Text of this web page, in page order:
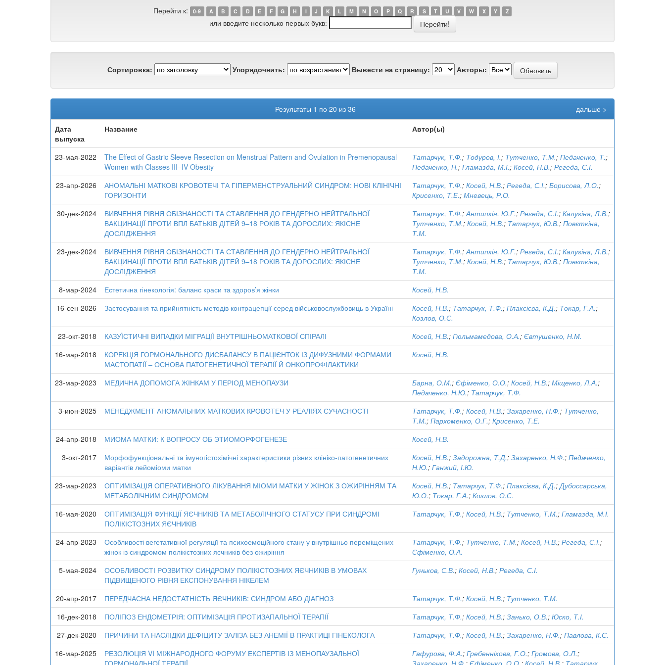
Перейти к: 0-9 A B C D E F G H I J K L M N O P Q R S T U V W X Y Z
или введите несколько первых букв:
Сортировка: Упорядочнить: Вывести на страницу: Авторы:
Результаты 1 по 20 из 36
дальше >
Дата
выпуска
Название Автор(ы)
23-мая-2022
The Eﬀect of Gastric Sleeve Resection on Menstrual Pattern and Ovulation in Premenopausal
Women with Classes III–IV Obesity
Татарчук, Т.Ф.; Тодуров, І.; Тутченко, Т.М.; Педаченко, Т.;
Педаченко, Н.; Гламазда, М.І.; Косей, Н.В.; Регеда, С.І.
23-апр-2026
АНОМАЛЬНІ МАТКОВІ КРОВОТЕЧІ ТА ГІПЕРМЕНСТРУАЛЬНИЙ СИНДРОМ: НОВІ КЛІНІЧНІ
ГОРИЗОНТИ
Татарчук, Т.Ф.; Косей, Н.В.; Регеда, С.І.; Борисова, Л.О.;
Крисенко, Т.Е.; Мневець, Р.О.
30-дек-2024
ВИВЧЕННЯ РІВНЯ ОБІЗНАНОСТІ ТА СТАВЛЕННЯ ДО ГЕНДЕРНО НЕЙТРАЛЬНОЇ
ВАКЦИНАЦІЇ ПРОТИ ВПЛ БАТЬКІВ ДІТЕЙ 9–18 РОКІВ ТА ДОРОСЛИХ: ЯКІСНЕ
ДОСЛІДЖЕННЯ
Татарчук, Т.Ф.;Антипкін, Ю.Г.; Регеда, С.І.; Калугіна, Л.В.;
Тутченко, Т.М.; Косей, Н.В.; Татарчук, Ю.В.; Повєткіна,
Т.М.
23-дек-2024
ВИВЧЕННЯ РІВНЯ ОБІЗНАНОСТІ ТА СТАВЛЕННЯ ДО ГЕНДЕРНО НЕЙТРАЛЬНОЇ
ВАКЦИНАЦІЇ ПРОТИ ВПЛ БАТЬКІВ ДІТЕЙ 9–18 РОКІВ ТА ДОРОСЛИХ: ЯКІСНЕ
ДОСЛІДЖЕННЯ
Татарчук, Т.Ф.;Антипкін, Ю.Г.; Регеда, С.І.; Калугіна, Л.В.;
Тутченко, Т.М.; Косей, Н.В.; Татарчук, Ю.В.; Повєткіна,
Т.М.
8-мар-2024
Естетична гінекологія: баланс краси та здоров’я жінки
Косей, Н.В.
16-сен-2026
Застосування та прийнятність методів контрацепції серед військовослужбовиць в Україні Косей, Н.В.; Татарчук, Т.Ф.; Плаксієва, К.Д.; Токар, Г.А.;
Козлов, О.С.
23-окт-2018
КАЗУЇСТИЧНІ ВИПАДКИ МІГРАЦІЇ ВНУТРІШНЬОМАТКОВОЇ СПІРАЛІ Косей, Н.В.; Гюльмамедова, О.А.; Євтушенко, Н.М.
16-мар-2018
КОРЕКЦІЯ ГОРМОНАЛЬНОГО ДИСБАЛАНСУ В ПАЦІЄНТОК ІЗ ДИФУЗНИМИ ФОРМАМИ
МАСТОПАТІЇ – ОСНОВА ПАТОГЕНЕТИЧНОЇ ТЕРАПІЇ Й ОНКОПРОФІЛАКТИКИ
Косей, Н.В.
23-мар-2023 МЕДИЧНА ДОПОМОГА ЖІНКАМ У ПЕРІОД МЕНОПАУЗИ Барна, О.М.; Єфіменко, О.О.; Косей, Н.В.; Міщенко, Л.А.;
Педаченко, Н.Ю.; Татарчук, Т.Ф.
3-июн-2025
МЕНЕДЖМЕНТ АНОМАЛЬНИХ МАТКОВИХ КРОВОТЕЧ У РЕАЛІЯХ СУЧАСНОСТІ Татарчук, Т.Ф.; Косей, Н.В.; Захаренко, Н.Ф.; Тутченко,
Т.М.; Пархоменко, О.Г.; Крисенко, Т.Е.
24-апр-2018
МИОМА МАТКИ: К ВОПРОСУ ОБ ЭТИОМОРФОГЕНЕЗЕ
Косей, Н.В.
3-окт-2017
Морфофункціональні та імуногістохімічні характеристики різних клініко-патогенетичних
варіантів лейоміоми матки
Косей, Н.В.; Задорожна, Т.Д.; Захаренко, Н.Ф.; Педаченко,
Н.Ю.; Ганжий, І.Ю.
23-мар-2023
ОПТИМІЗАЦІЯ ОПЕРАТИВНОГО ЛІКУВАННЯ МІОМИ МАТКИ У ЖІНОК З ОЖИРІННЯМ ТА
МЕТАБОЛІЧНИМ СИНДРОМОМ
Косей, Н.В.; Татарчук, Т.Ф.; Плаксієва, К.Д.;Дубоссарська,
Ю.О.; Токар, Г.А.; Козлов, О.С.
16-мая-2020
ОПТИМІЗАЦІЯ ФУНКЦІЇ ЯЄЧНИКІВ ТА МЕТАБОЛІЧНОГО СТАТУСУ ПРИ СИНДРОМІ
ПОЛІКІСТОЗНИХ ЯЄЧНИКІВ
Татарчук, Т.Ф.; Косей, Н.В.; Тутченко, Т.М.; Гламазда, М.І.
24-апр-2023
Особливості вегетативної регуляції та психоемоційного стану у внутрішньо переміщених
жінок із синдромом полікістозних яєчників без ожиріння
Татарчук, Т.Ф.; Тутченко, Т.М.; Косей, Н.В.; Регеда, С.І.;
Єфіменко, О.А.
5-мая-2024
ОСОБЛИВОСТІ РОЗВИТКУ СИНДРОМУ ПОЛІКІСТОЗНИХ ЯЄЧНИКІВ В УМОВАХ
ПІДВИЩЕНОГО РІВНЯ ЕКСПОНУВАННЯ НІКЕЛЕМ
Гуньков, С.В.; Косей, Н.В.; Регеда, С.І.
20-апр-2017 ПЕРЕДЧАСНА НЕДОСТАТНІСТЬ ЯЄЧНИКІВ: СИНДРОМ АБО ДІАГНОЗ Татарчук, Т.Ф.; Косей, Н.В.; Тутченко, Т.М.
16-дек-2018
ПОЛІПОЗ ЕНДОМЕТРІЯ: ОПТИМІЗАЦІЯ ПРОТИЗАПАЛЬНОЇ ТЕРАПІЇ Татарчук, Т.Ф.; Косей, Н.В.; Занько, О.В.; Юско, Т.І.
27-дек-2020
ПРИЧИНИ ТА НАСЛІДКИ ДЕФІЦИТУ ЗАЛІЗА БЕЗ АНЕМІЇ В ПРАКТИЦІ ГІНЕКОЛОГА Татарчук, Т.Ф.; Косей, Н.В.; Захаренко, Н.Ф.; Павлова, К.С.
16-мар-2025
РЕЗОЛЮЦІЯ VI МІЖНАРОДНОГО ФОРУМУ ЕКСПЕРТІВ ІЗ МЕНОПАУЗАЛЬНОЇ
ГОРМОНАЛЬНОЇ ТЕРАПІЇ
Гафурова, Ф.А.; Гребеннікова, Г.О.; Громова, О.Л.;
Захаренко, Н.Ф. ; Єфіменко, О.О. ; Косей, Н.В. ; Татарчук,